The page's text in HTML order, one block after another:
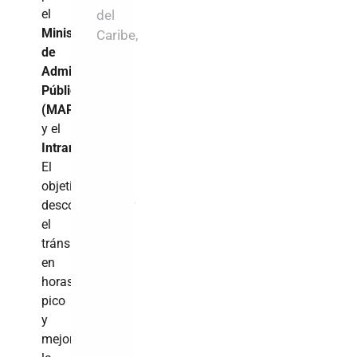
el
Ministerio
de
Administración
Pública
(MAP)
y el
Intrant
El
objetivo:
descongestionar
el
tránsito
en
horas
pico
y
mejorar
del
Caribe,